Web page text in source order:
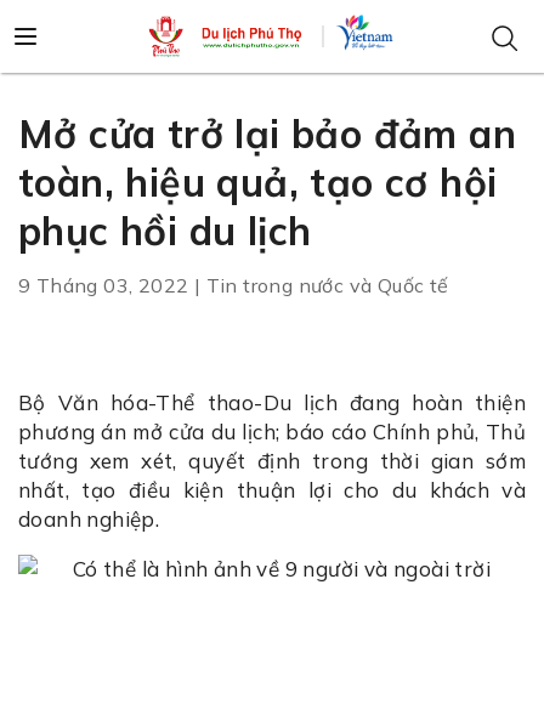
Mở cửa trở lại bảo đảm an
toàn, hiệu quả, tạo cơ hội
phục hồi du lịch
9 Tháng 03, 2022 | Tin trong nước và Quốc tế
Bộ Văn hóa-Thể thao-Du lịch đang hoàn thiện
phương án mở cửa du lịch; báo cáo Chính phủ, Thủ
tướng xem xét, quyết định trong thời gian sớm
nhất, tạo điều kiện thuận lợi cho du khách và
doanh nghiệp.